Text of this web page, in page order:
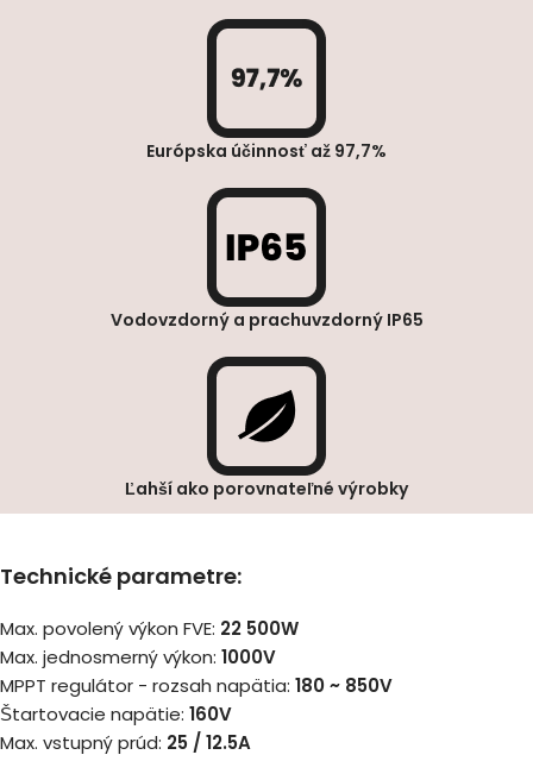
Európska účinnosť až 97,7%
Vodovzdorný a prachuvzdorný IP65
Ľahší ako porovnateľné výrobky
Technické parametre:
Max. povolený výkon FVE: 22 500W
Max. jednosmerný výkon: 1000V
MPPT regulátor - rozsah napätia: 180 ~ 850V
Štartovacie napätie: 160V
Max. vstupný prúd: 25 / 12.5A